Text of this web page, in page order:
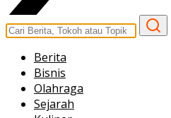
Berita
Bisnis
Olahraga
Sejarah